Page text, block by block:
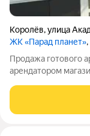
Королёв,улица
ЖК «Парад планет»
Продажа готового
арендатором
транспортом от
площадью 309,8 м2,